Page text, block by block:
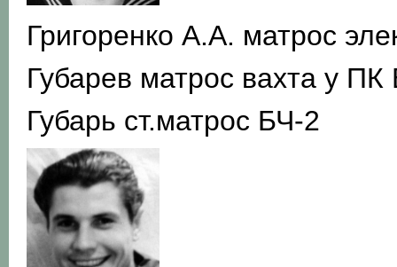
Григоренко А.А. матрос
Губарев матрос вахта у ПК
Губарь ст.матрос БЧ-2